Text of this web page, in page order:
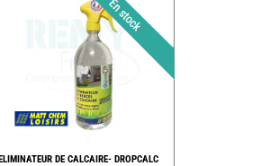
DE CALCAIRE- DROPCALC